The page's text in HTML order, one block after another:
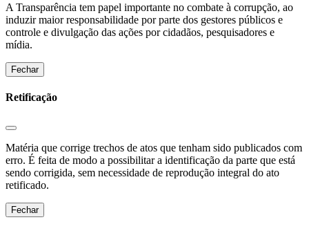
A Transparência tem papel importante no combate à corrupção, ao
induzir maior responsabilidade por parte dos gestores públicos e
controle e divulgação das ações por cidadãos, pesquisadores e
mídia.
Fechar
Retificação
Matéria que corrige trechos de atos que tenham sido publicados com
erro. É feita de modo a possibilitar a identificação da parte que está
sendo corrigida, sem necessidade de reprodução integral do ato
retificado.
Fechar